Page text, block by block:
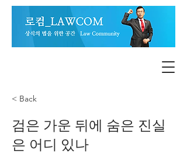
< Back
검은 가운 뒤에 숨은 진실
은 어디 있나